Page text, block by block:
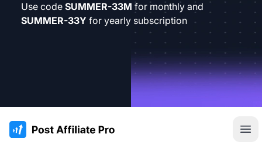
Use code SUMMER-33M for monthly and
SUMMER-33Y for yearly subscription
:site.title